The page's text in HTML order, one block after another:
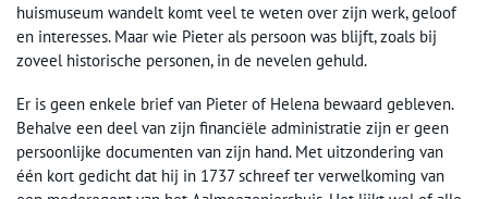
huismuseum wandelt komt veel te weten over zijn werk, geloof
en interesses. Maar wie Pieter als persoon was blijft, zoals bij
zoveel historische personen, in de nevelen gehuld.
Er is geen enkele brief van Pieter of Helena bewaard gebleven.
Behalve een deel van zijn financiële administratie zijn er geen
persoonlijke documenten van zijn hand. Met uitzondering van
één kort gedicht dat hij in 1737 schreef ter verwelkoming van